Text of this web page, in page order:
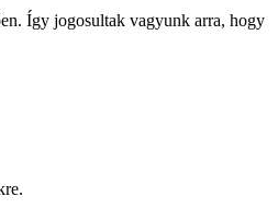
Így jogosultak vagyunk arra, hogy